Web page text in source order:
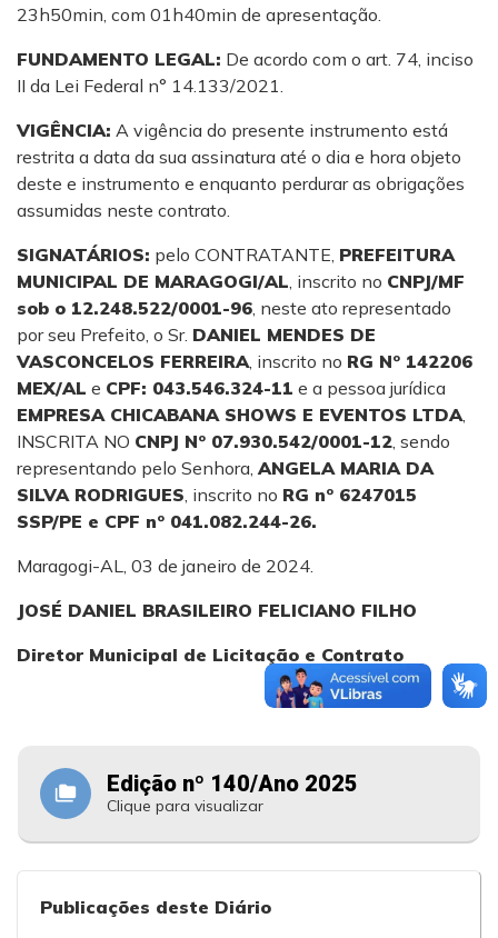
23h50min, com 01h40min de apresentação.
FUNDAMENTO LEGAL: De acordo com o art. 74, inciso
II da Lei Federal n° 14.133/2021.
VIGÊNCIA: A vigência do presente instrumento está
restrita a data da sua assinatura até o dia e hora objeto
deste e instrumento e enquanto perdurar as obrigações
assumidas neste contrato.
SIGNATÁRIOS: pelo CONTRATANTE, PREFEITURA
MUNICIPAL DE MARAGOGI/AL, inscrito no CNPJ/MF
sob o 12.248.522/0001-96, neste ato representado
por seu Prefeito, o Sr. DANIEL MENDES DE
VASCONCELOS FERREIRA, inscrito no RG Nº 142206
MEX/AL e CPF: 043.546.324-11 e a pessoa jurídica
EMPRESA CHICABANA SHOWS E EVENTOS LTDA,
INSCRITA NO CNPJ Nº 07.930.542/0001-12, sendo
representando pelo Senhora,ANGELA MARIA DA
SILVA RODRIGUES, inscrito no RG nº 6247015
SSP/PE e CPF nº 041.082.244-26.
Maragogi-AL, 03 de janeiro de 2024.
JOSÉ DANIEL BRASILEIRO FELICIANO FILHO
Diretor Municipal de Licitação e Contrato
folder_copy Edição nº 140/Ano 2025
Clique para visualizar
Publicações deste Diário